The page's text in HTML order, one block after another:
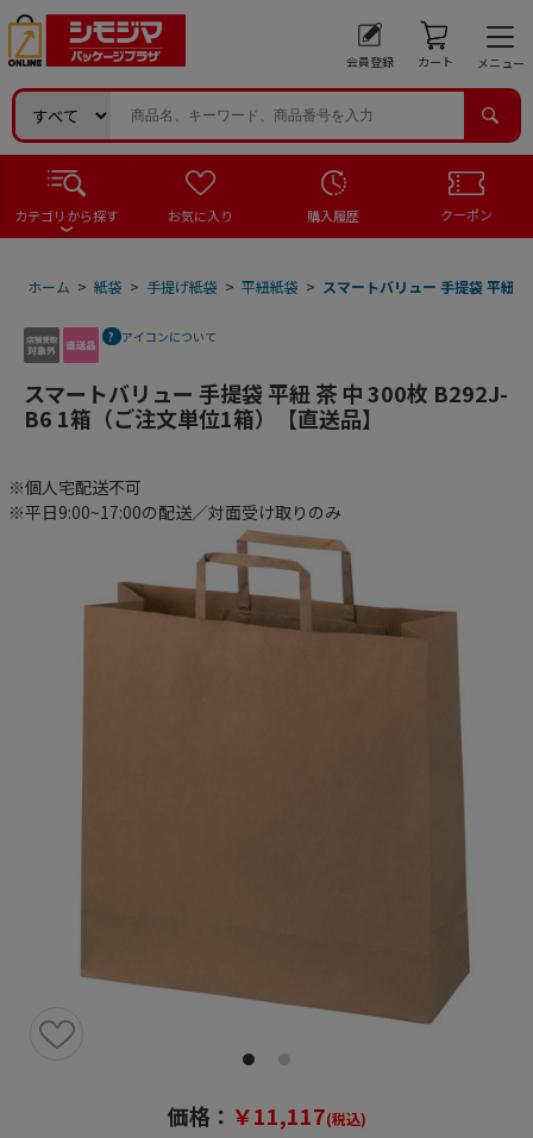
会員登録 カート メニュー
カテゴリから探す お気に入り 購入履歴 クーポン
ホーム > 紙袋 > 手提げ紙袋 > 平紐紙袋 > スマートバリュー 手提袋 平紐
アイコンについて
スマートバリュー 手提袋 平紐 茶 中 300枚 B292J-
B6 1箱（ご注文単位1箱）【直送品】
※個人宅配送不可
※平日9:00~17:00の配送／対面受け取りのみ
価格： ￥11,117(税込)